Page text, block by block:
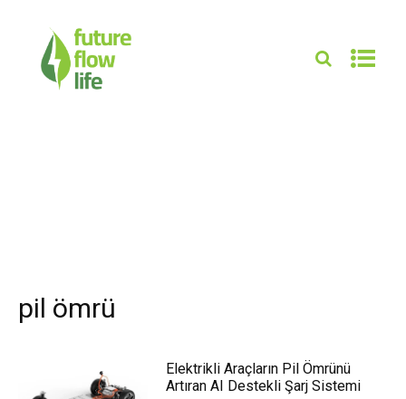
pil ömrü
Elektrikli Araçların Pil Ömrünü
Artıran AI Destekli Şarj Sistemi